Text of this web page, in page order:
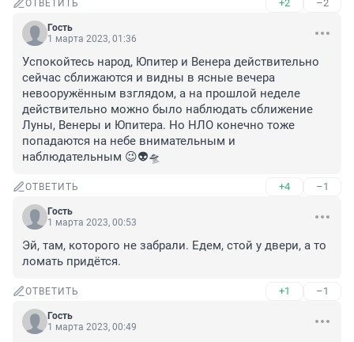
ОТВЕТИТЬ +2 –2
Гость
1 марта 2023, 01:36
Успокойтесь народ, Юпитер и Венера действительно
сейчас сближаются и видны в ясные вечера
невооружённым взглядом, а на прошлой неделе
действительно можно было наблюдать сближение
Луны, Венеры и Юпитера. Но НЛО конечно тоже
попадаются на небе внимательным и
наблюдательным 😉👽🛸
ОТВЕТИТЬ +4 –1
Гость
1 марта 2023, 00:53
Эй, там, которого не забрали. Едем, стой у двери, а то
ломать придётся.
ОТВЕТИТЬ +1 –1
Гость
1 марта 2023, 00:49